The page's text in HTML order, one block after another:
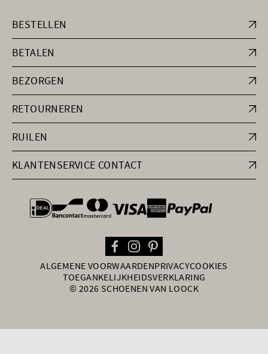
BESTELLEN
BETALEN
BEZORGEN
RETOURNEREN
RUILEN
KLANTENSERVICE CONTACT
general.paymentOptions
ALGEMENE VOORWAARDENPRIVACYCOOKIES
TOEGANKELIJKHEIDSVERKLARING
© 2026 SCHOENEN VAN LOOCK